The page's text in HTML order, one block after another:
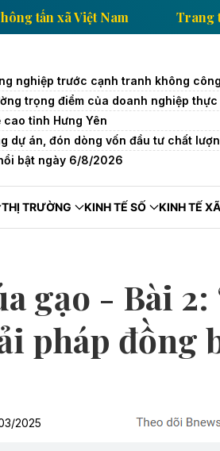
tế của Thông tấn xã Việt Nam
nghiệp trước cạnh tranh không
trọng điểm của doanh nghiệp thực
tỉnh Hưng Yên
dự án, đón dòng vốn đầu tư chất
bật ngày 6/8/2026
THỊ TRƯỜNG KINH TẾ SỐ KINH TẾ
gạo - Bài 2:
pháp đồng
2025